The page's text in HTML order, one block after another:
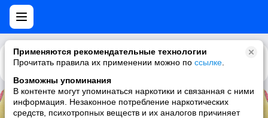
Применяются рекомендательные технологии
Прочитать правила их применении можно по ссылке
Возможны упоминания
В контенте могут упоминаться наркотики и связанная с ними
информация. Незаконное потребление наркотических
средств, психотропных веществ и их аналогов причиняет
Каталог Рекомендации
SMH